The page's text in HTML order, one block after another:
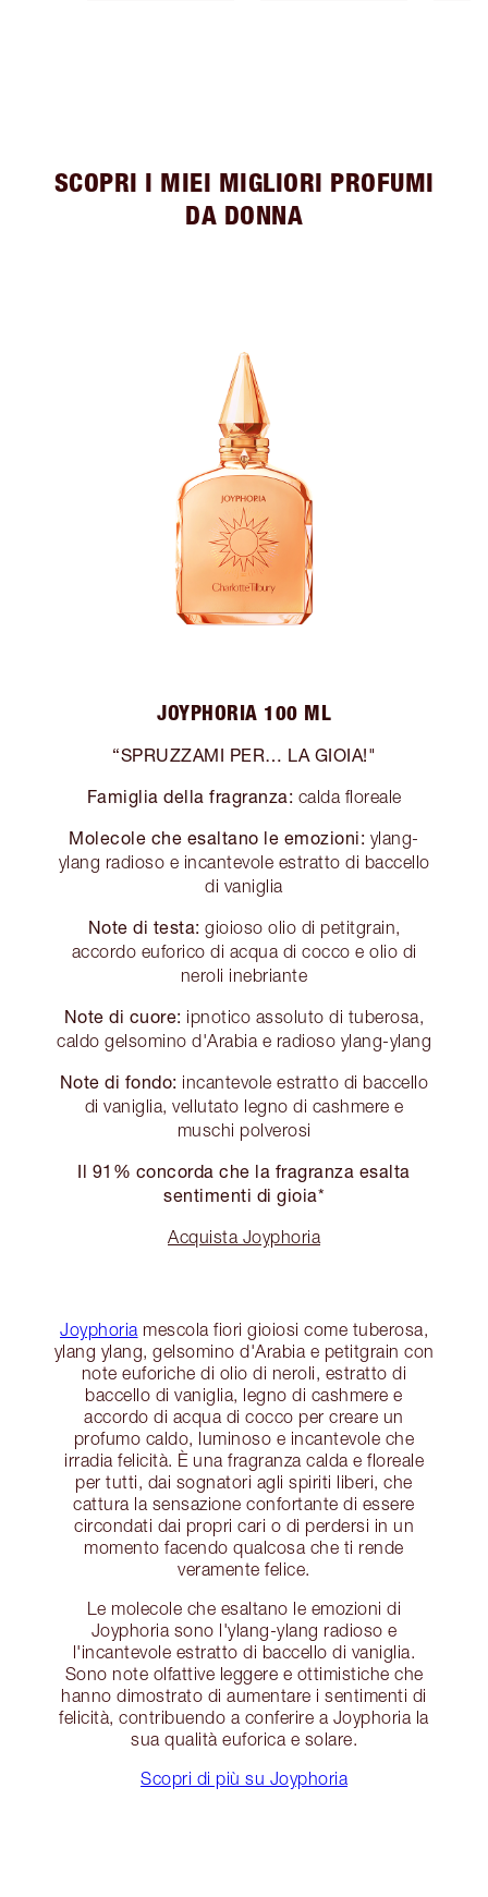
SCOPRI I MIEI MIGLIORI PROFUMI
DA DONNA
JOYPHORIA 100 ML
“SPRUZZAMI PER… LA GIOIA!"
Famiglia della fragranza: calda floreale
Molecole che esaltano le emozioni: ylang-
ylang radioso e incantevole estratto di baccello
di vaniglia
Note di testa: gioioso olio di petitgrain,
accordo euforico di acqua di cocco e olio di
neroli inebriante
Note di cuore: ipnotico assoluto di tuberosa,
caldo gelsomino d'Arabia e radioso ylang-ylang
Note di fondo: incantevole estratto di baccello
di vaniglia, vellutato legno di cashmere e
muschi polverosi
Il 91% concorda che la fragranza esalta
sentimenti di gioia*
Acquista Joyphoria
Joyphoria mescola fiori gioiosi come tuberosa,
ylang ylang, gelsomino d'Arabia e petitgrain con
note euforiche di olio di neroli, estratto di
baccello di vaniglia, legno di cashmere e
accordo di acqua di cocco per creare un
profumo caldo, luminoso e incantevole che
irradia felicità. È una fragranza calda e floreale
per tutti, dai sognatori agli spiriti liberi, che
cattura la sensazione confortante di essere
circondati dai propri cari o di perdersi in un
momento facendo qualcosa che ti rende
veramente felice.
Le molecole che esaltano le emozioni di
Joyphoria sono l'ylang-ylang radioso e
l'incantevole estratto di baccello di vaniglia.
Sono note olfattive leggere e ottimistiche che
hanno dimostrato di aumentare i sentimenti di
felicità, contribuendo a conferire a Joyphoria la
sua qualità euforica e solare.
Scopri di più su Joyphoria